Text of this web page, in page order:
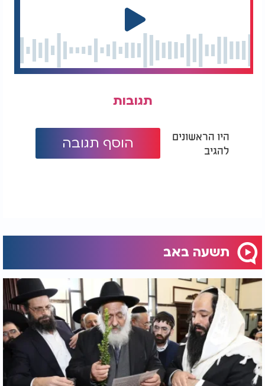
תגובות
היו הראשונים
להגיב
הוסף תגובה
תשעה באב